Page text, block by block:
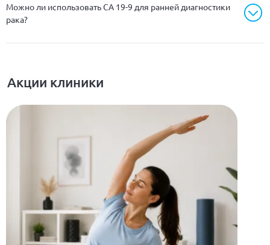
Можно ли использовать CA 19-9 для ранней диагностики
рака?
Акции клиники